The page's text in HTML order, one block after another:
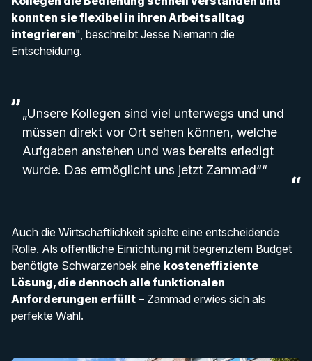
konnten sie flexibel in ihren Arbeitsalltag
integrieren", beschreibt Jesse Niemann die
Entscheidung.
„Unsere Kollegen sind viel unterwegs und und
müssen direkt vor Ort sehen können, welche
Aufgaben anstehen und was bereits erledigt
wurde. Das ermöglicht uns jetzt Zammad““
Auch die Wirtschaftlichkeit spielte eine entscheidende
Rolle. Als öffentliche Einrichtung mit begrenztem Budget
benötigte Schwarzenbek eine kosteneffiziente
Lösung, die dennoch alle funktionalen
Anforderungen erfüllt – Zammad erwies sich als
perfekte Wahl.